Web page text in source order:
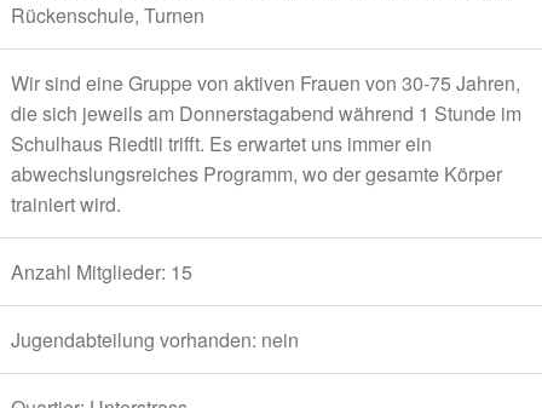
Rückenschule, Turnen
Wir sind eine Gruppe von aktiven Frauen von 30-75 Jahren,
die sich jeweils am Donnerstagabend während 1 Stunde im
Schulhaus Riedtli trifft. Es erwartet uns immer ein
abwechslungsreiches Programm, wo der gesamte Körper
trainiert wird.
Anzahl Mitglieder: 15
Jugendabteilung vorhanden: nein